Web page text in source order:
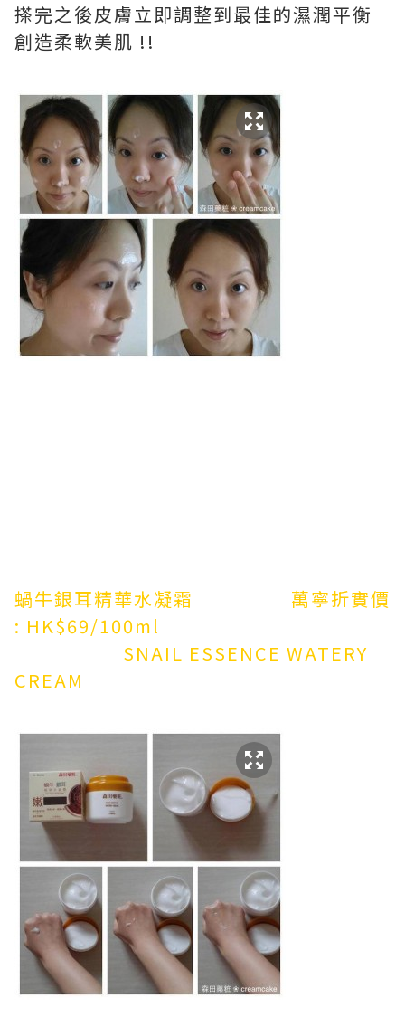
搽完之後皮膚立即調整到最佳的濕潤平衡
創造柔軟美肌 !!
蝸牛銀耳精華水凝霜 萬寧折實價
: HK$69/100ml
SNAIL ESSENCE WATERY
CREAM